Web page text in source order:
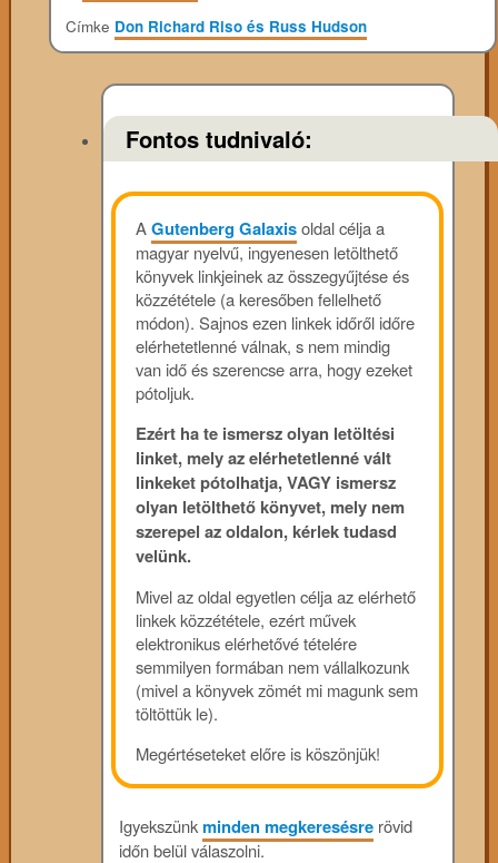
Címke Don Richard Riso és Russ Hudson
Fontos tudnivaló:
AGutenberg Galaxisoldal célja a
magyar nyelvű, ingyenesen letölthető
könyvek linkjeinek az összegyűjtése és
közzététele (a keresőben fellelhető
módon). Sajnos ezen linkek időről időre
elérhetetlenné válnak, s nem mindig
van idő és szerencse arra, hogy ezeket
pótoljuk.
Ezért ha te ismersz olyan letöltési
linket, mely az elérhetetlenné vált
linkeket pótolhatja, VAGY ismersz
olyan letölthető könyvet, mely nem
szerepel az oldalon, kérlek tudasd
velünk.
Mivel az oldal egyetlen célja az elérhető
linkek közzététele, ezért művek
elektronikus elérhetővé tételére
semmilyen formában nem vállalkozunk
(mivel a könyvek zömét mi magunk sem
töltöttük le).
Megértéseteket előre is köszönjük!
Igyekszünkminden megkeresésre rövid
időn belül válaszolni.